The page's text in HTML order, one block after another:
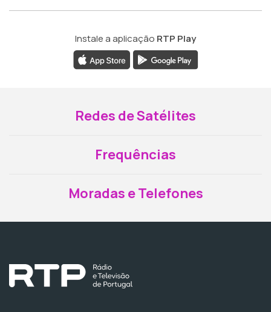
Instale a aplicação RTP Play
Redes de Satélites
Frequências
Moradas e Telefones